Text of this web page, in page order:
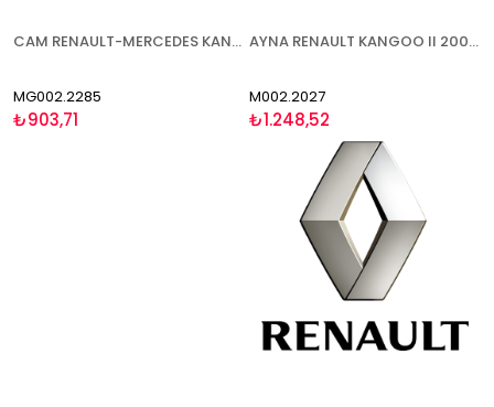
CAM RENAULT-MERCEDES KANGOO-CİTAN W145 2013- ISITMALI ASFERİK SAĞ
MG002.2285
₺903,71
AYNA RENAULT KANGOO II 2003-2007 MEKANİK ASFERİK SAĞ
M002.2027
₺1.248,52